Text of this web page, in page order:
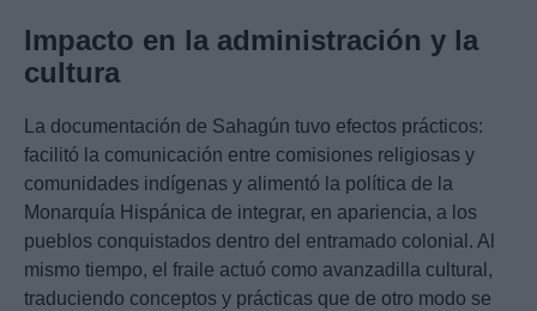
Impacto en la administración y la
cultura
La documentación de Sahagún tuvo efectos prácticos:
facilitó la comunicación entre comisiones religiosas y
comunidades indígenas y alimentó la política de la
Monarquía Hispánica de integrar, en apariencia, a los
pueblos conquistados dentro del entramado colonial. Al
mismo tiempo, el fraile actuó como avanzadilla cultural,
traduciendo conceptos y prácticas que de otro modo se